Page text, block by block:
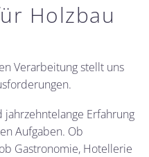
Holzbau
Verarbeitung stellt uns
Erfahrung
Aufgaben. Ob
Gastronomie, Hotellerie